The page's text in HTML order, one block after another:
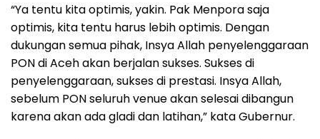
“Ya tentu kita optimis, yakin. Pak Menpora saja
optimis, kita tentu harus lebih optimis. Dengan
dukungan semua pihak, Insya Allah penyelenggaraan
PON di Aceh akan berjalan sukses. Sukses di
penyelenggaraan, sukses di prestasi. Insya Allah,
sebelum PON seluruh venue akan selesai dibangun
karena akan ada gladi dan latihan,” kata Gubernur.